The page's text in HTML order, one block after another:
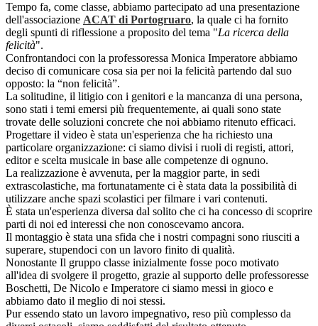
Tempo fa, come classe, abbiamo partecipato ad una presentazione
dell'associazione ACAT di Portogruaro, la quale ci ha fornito
degli spunti di riflessione a proposito del tema "La ricerca della
felicità".
Confrontandoci con la professoressa Monica Imperatore abbiamo
deciso di comunicare cosa sia per noi la felicità partendo dal suo
opposto: la “non felicità”.
La solitudine, il litigio con i genitori e la mancanza di una persona,
sono stati i temi emersi più frequentemente, ai quali sono state
trovate delle soluzioni concrete che noi abbiamo ritenuto efficaci.
Progettare il video è stata un'esperienza che ha richiesto una
particolare organizzazione: ci siamo divisi i ruoli di registi, attori,
editor e scelta musicale in base alle competenze di ognuno.
La realizzazione è avvenuta, per la maggior parte, in sedi
extrascolastiche, ma fortunatamente ci è stata data la possibilità di
utilizzare anche spazi scolastici per filmare i vari contenuti.
È stata un'esperienza diversa dal solito che ci ha concesso di scoprire
parti di noi ed interessi che non conoscevamo ancora.
Il montaggio è stata una sfida che i nostri compagni sono riusciti a
superare, stupendoci con un lavoro finito di qualità.
Nonostante Il gruppo classe inizialmente fosse poco motivato
all'idea di svolgere il progetto, grazie al supporto delle professoresse
Boschetti, De Nicolo e Imperatore ci siamo messi in gioco e
abbiamo dato il meglio di noi stessi.
Pur essendo stato un lavoro impegnativo, reso più complesso da